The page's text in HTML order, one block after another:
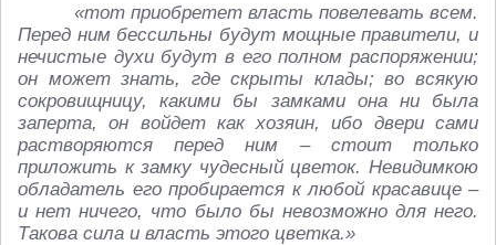
«тот приобретет власть повелевать всем.
Перед ним бессильны будут мощные правители, и
нечистые духи будут в его полном распоряжении;
он может знать, где скрыты клады; во всякую
сокровищницу, какими бы замками она ни была
заперта, он войдет как хозяин, ибо двери сами
растворяются перед ним – стоит только
приложить к замку чудесный цветок. Невидимкою
обладатель его пробирается к любой красавице –
и нет ничего, что было бы невозможно для него.
Такова сила и власть этого цветка.»